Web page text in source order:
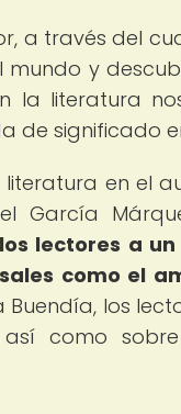
a través del
y
la literatura
de significado
en el
García
lectores a
como el
los
como